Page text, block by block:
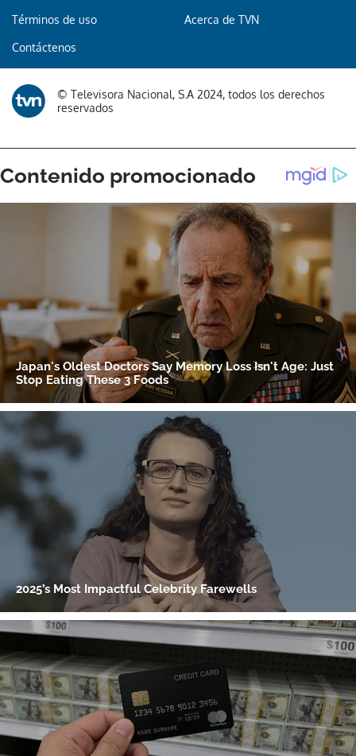
Gracias por suscribirte a nuestro boletín.
ACEPTAR
Términos de uso Acerca de TVN
Contáctenos
© Televisora Nacional, S.A 2024, todos los derechos
reservados